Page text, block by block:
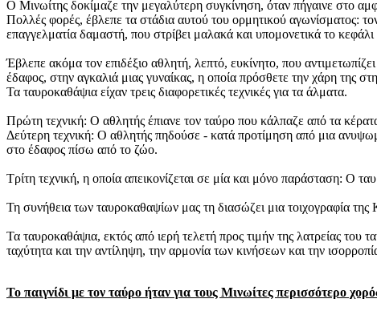
Ο Μινωίτης δοκίμαζε την μεγαλύτερη συγκίνηση, όταν πήγαινε στο
Πολλές φορές, έβλεπε τα στάδια αυτού του ορμητικού αγωνίσματος:
επαγγελματία δαμαστή, που στρίβει μαλακά και υπομονετικά το
Έβλεπε ακόμα τον επιδέξιο αθλητή, λεπτό, ευκίνητο, που
έδαφος, στην αγκαλιά μιας γυναίκας, η οποία πρόσθετε την χάρη της
Τα ταυροκαθάψια είχαν τρεις διαφορετικές τεχνικές για τα άλματα.
Πρώτη τεχνική: Ο αθλητής έπιανε τον ταύρο που κάλπαζε από τα
Δεύτερη τεχνική: Ο αθλητής πηδούσε - κατά προτίμηση από μια
στο έδαφος πίσω από το ζώο.
Τρίτη τεχνική, η οποία απεικονίζεται σε μία και μόνο παράσταση: Ο
Τη συνήθεια των ταυροκαθαψίων μας τη διασώζει μια τοιχογραφία
Τα ταυροκαθάψια, εκτός από ιερή τελετή προς τιμήν της λατρείας του
ταχύτητα και την αντίληψη, την αρμονία των κινήσεων και την
Το παιγνίδι με τον ταύρο ήταν για τους Μινωίτες περισσότερο